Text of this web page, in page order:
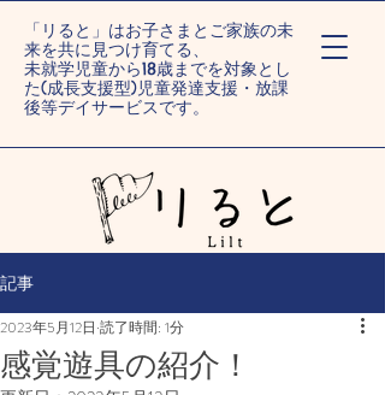
「リると」はお子さまとご家族の未
来を共に見つけ育てる、
未就学児童から18歳までを対象とし
た(成長支援型)児童発達支援・放課
後等デイサービスです。
記事
感覚遊具の紹介！
2023年5月12日 読了時間: 1分